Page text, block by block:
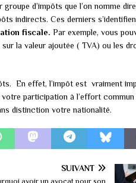
d’impôts que l’on nomme
indirects. Ces derniers
fiscale. Par exemple, vous
la valeur ajoutée ( TVA) ou les
En effet, l’impôt est vraiment
participation à l’effort commun
distinction votre nationalité.
SUIVANT
avoir un avocat pour son